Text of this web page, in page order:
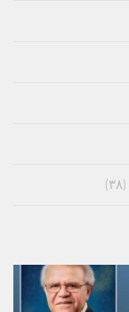
(۳۸)